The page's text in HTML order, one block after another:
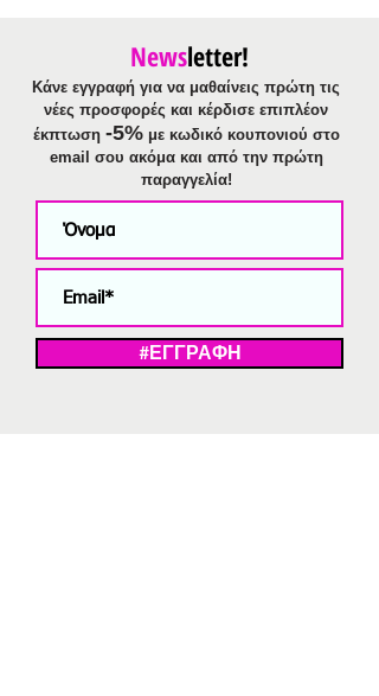
Newsletter!
Κάνε εγγραφή για να μαθαίνεις πρώτη τις
νέες προσφορές και κέρδισε επιπλέον
έκπτωση -5%με κωδικό κουπονιού στο
email σου ακόμα και από την πρώτη
παραγγελία!
#ΕΓΓΡΑΦΗ